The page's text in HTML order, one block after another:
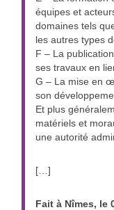
équipes et
domaines tels
les autres types
F – La
ses travaux en
G – La mise en
son
Et plus
matériels et
une autorité
[…]
Fait à Nîmes, le